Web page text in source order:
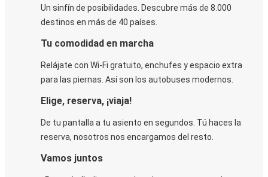
Un sinfín de posibilidades. Descubre más de 8.000
destinos en más de 40 países.
Tu comodidad en marcha
Relájate con Wi-Fi gratuito, enchufes y espacio extra
para las piernas. Así son los autobuses modernos.
Elige, reserva, ¡viaja!
De tu pantalla a tu asiento en segundos. Tú haces la
reserva, nosotros nos encargamos del resto.
Vamos juntos